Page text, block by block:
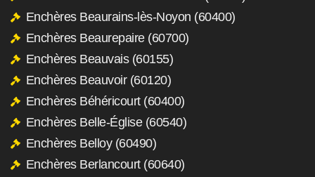
Enchères Beaurains-lès-Noyon (60400)
Enchères Beaurepaire (60700)
Enchères Beauvais (60155)
Enchères Beauvoir (60120)
Enchères Béhéricourt (60400)
Enchères Belle-Église (60540)
Enchères Belloy (60490)
Enchères Berlancourt (60640)